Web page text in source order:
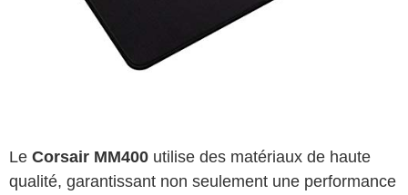
Le Corsair MM400 utilise des matériaux de haute
qualité, garantissant non seulement une performance